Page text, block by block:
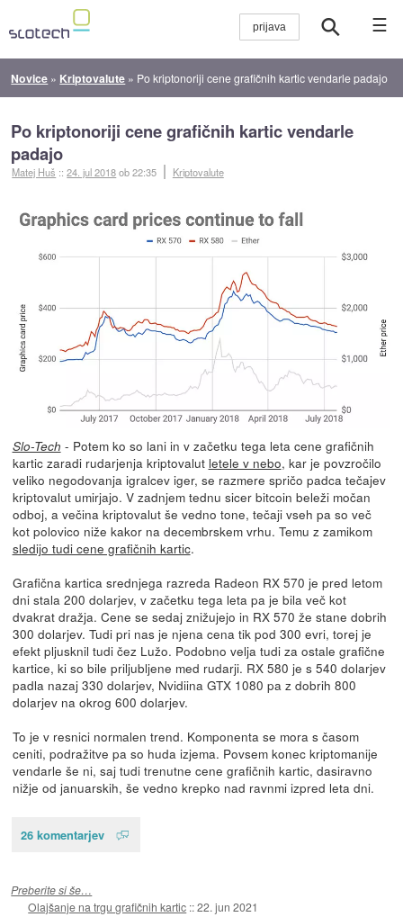
☰
Novice » Kriptovalute » Po kriptonoriji cene grafičnih kartic vendarle padajo
Po kriptonoriji cene grafičnih kartic vendarle
padajo
Matej Huš ::24. jul 2018ob 22:35 Kriptovalute
Slo-Tech - Potem ko so lani in v začetku tega leta cene grafičnih
kartic zaradi rudarjenja kriptovalut letele v nebo, kar je povzročilo
veliko negodovanja igralcev iger, se razmere spričo padca tečajev
kriptovalut umirjajo. V zadnjem tednu sicer bitcoin beleži močan
odboj, a večina kriptovalut še vedno tone, tečaji vseh pa so več
kot polovico niže kakor na decembrskem vrhu. Temu z zamikom
sledijo tudi cene grafičnih kartic.
Grafična kartica srednjega razreda Radeon RX 570 je pred letom
dni stala 200 dolarjev, v začetku tega leta pa je bila več kot
dvakrat dražja. Cene se sedaj znižujejo in RX 570 že stane dobrih
300 dolarjev. Tudi pri nas je njena cena tik pod 300 evri, torej je
efekt pljusknil tudi čez Lužo. Podobno velja tudi za ostale grafične
kartice, ki so bile priljubljene med rudarji. RX 580 je s 540 dolarjev
padla nazaj 330 dolarjev, Nvidiina GTX 1080 pa z dobrih 800
dolarjev na okrog 600 dolarjev.
To je v resnici normalen trend. Komponenta se mora s časom
ceniti, podražitve pa so huda izjema. Povsem konec kriptomanije
vendarle še ni, saj tudi trenutne cene grafičnih kartic, dasiravno
nižje od januarskih, še vedno krepko nad ravnmi izpred leta dni.
26 komentarjev
Preberite si še…
Olajšanje na trgu grafičnih kartic ::22. jun 2021